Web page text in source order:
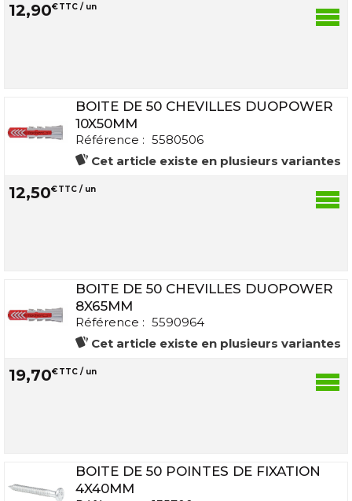
12,90€TTC / un
BOITE DE 50 CHEVILLES DUOPOWER
10X50MM
Référence : 5580506
Cet article existe en plusieurs variantes
12,50€TTC / un
BOITE DE 50 CHEVILLES DUOPOWER
8X65MM
Référence : 5590964
Cet article existe en plusieurs variantes
19,70€TTC / un
BOITE DE 50 POINTES DE FIXATION
4X40MM